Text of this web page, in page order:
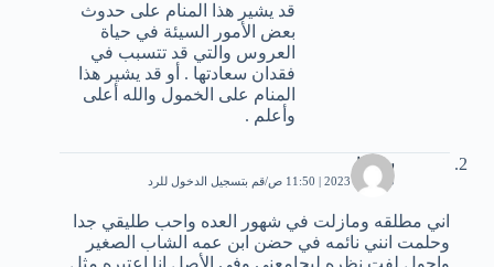
قد يشير هذا المنام على حدوث
بعض الأمور السيئة في حياة
العروس والتي قد تتسبب في
فقدان سعادتها . أو قد يشير هذا
المنام على الخمول والله أعلى
وأعلم .
سوما
10 مايو، 2023 | 11:50 ص قم بتسجيل الدخول للرد
اني مطلقه ومازلت في شهور العده واحب طليقي جدا
وحلمت انني نائمه في حضن ابن عمه الشاب الصغير